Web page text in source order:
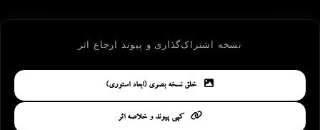
نسخه اشتراک‌گذاری و پیوند ارجاع اثر
خلق نسخه بصری (ابعاد استوری)
کپی پیوند و خلاصه اثر